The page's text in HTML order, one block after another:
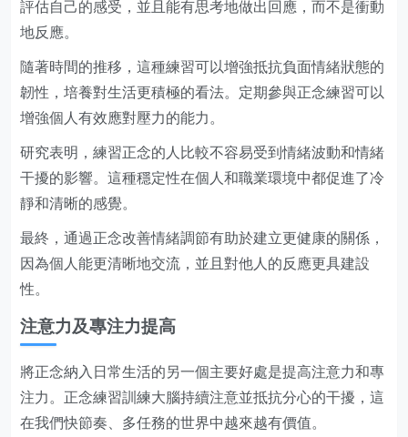
評估自己的感受，並且能有思考地做出回應，而不是衝動
地反應。
隨著時間的推移，這種練習可以增強抵抗負面情緒狀態的
韌性，培養對生活更積極的看法。定期參與正念練習可以
增強個人有效應對壓力的能力。
研究表明，練習正念的人比較不容易受到情緒波動和情緒
干擾的影響。這種穩定性在個人和職業環境中都促進了冷
靜和清晰的感覺。
最終，通過正念改善情緒調節有助於建立更健康的關係，
因為個人能更清晰地交流，並且對他人的反應更具建設
性。
注意力及專注力提高
將正念納入日常生活的另一個主要好處是提高注意力和專
注力。正念練習訓練大腦持續注意並抵抗分心的干擾，這
在我們快節奏、多任務的世界中越來越有價值。